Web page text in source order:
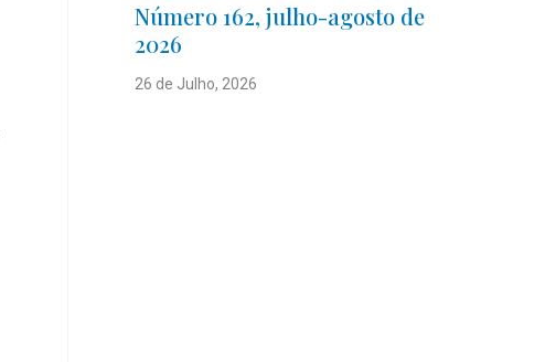
Número 162, julho-agosto de
2026
26 de Julho, 2026